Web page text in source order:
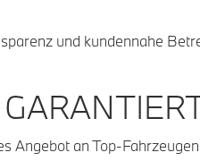
und kundennahe
Angebot an Top-